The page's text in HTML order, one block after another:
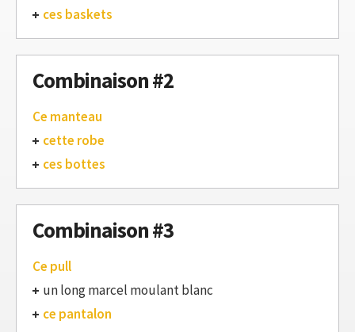
ces baskets
Combinaison #2
Ce manteau
cette robe
ces bottes
Combinaison #3
Ce pull
un long marcel moulant blanc
ce pantalon